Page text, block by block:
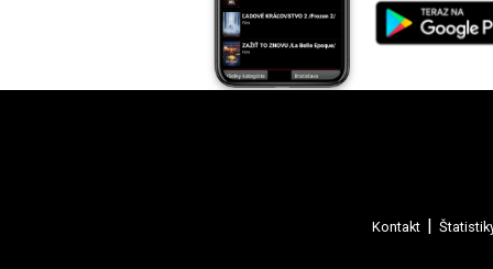
Kontakt